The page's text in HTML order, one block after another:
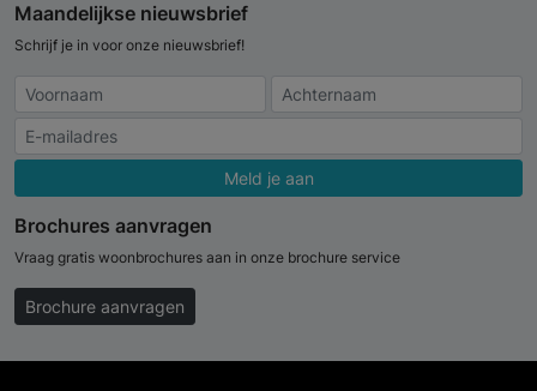
Maandelijkse nieuwsbrief
Schrijf je in voor onze nieuwsbrief!
Meld je aan
Brochures aanvragen
Vraag gratis woonbrochures aan in onze brochure service
Brochure aanvragen